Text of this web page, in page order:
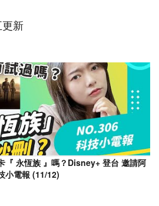
新
『 永恆族 』嗎？Disney+ 登台 邀請阿
小電報 (11/12)